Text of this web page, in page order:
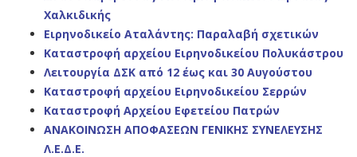
Χαλκιδικής
Ειρηνοδικείο Αταλάντης: Παραλαβή σχετικών
Καταστροφή αρχείου Ειρηνοδικείου Πολυκάστρου
Λειτουργία ΔΣΚ από 12 έως και 30 Αυγούστου
Καταστροφή αρχείου Ειρηνοδικείου Σερρών
Καταστροφή Αρχείου Εφετείου Πατρών
ΑΝΑΚΟΙΝΩΣΗ ΑΠΟΦΑΣΕΩΝ ΓΕΝΙΚΗΣ ΣΥΝΕΛΕΥΣΗΣ
Λ.Ε.Δ.Ε.